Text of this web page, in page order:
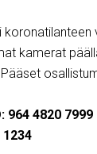
kamerat
964 4820 7999